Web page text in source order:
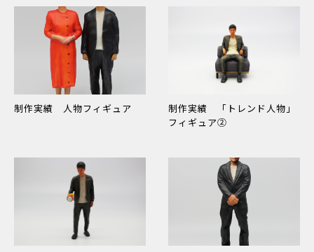
制作実績 人物フィギュア
制作実績 「トレンド人物」
フィギュア②